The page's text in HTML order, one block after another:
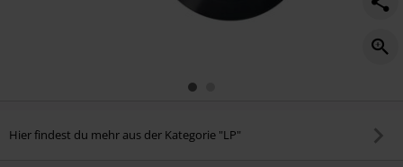
Hier findest du mehr aus der Kategorie "LP"